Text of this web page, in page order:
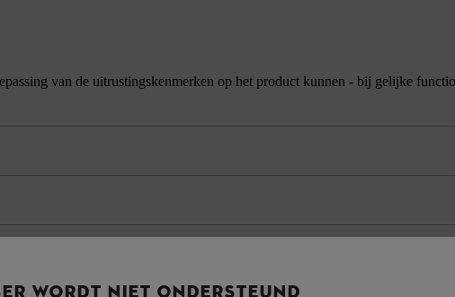
van de uitrustingskenmerken op het product kunnen - bij gelijke
WORDT NIET ONDERSTEUND